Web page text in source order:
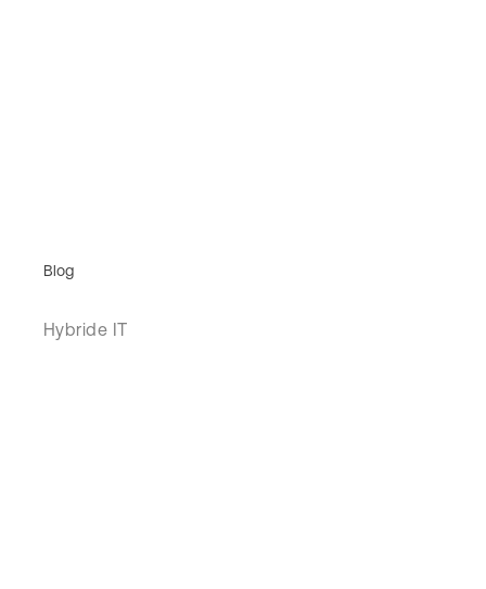
Blog
Hybride IT